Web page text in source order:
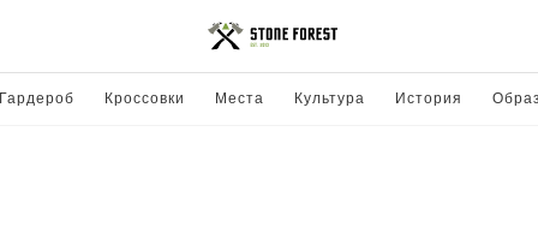
Гардероб Кроссовки Места Культура История